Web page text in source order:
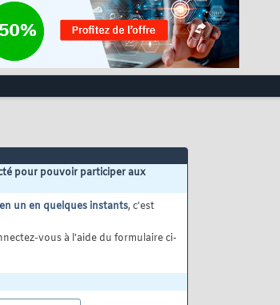
pour pouvoir participer aux
un en quelques instants, c'est
vous à l'aide du formulaire ci-